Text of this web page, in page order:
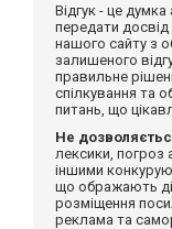
Відгук - це
передати
нашого сайту з
залишеного
правильне
спілкування та
питань, що
Не
лексики, погроз
іншими
що ображають
розміщення
реклама та